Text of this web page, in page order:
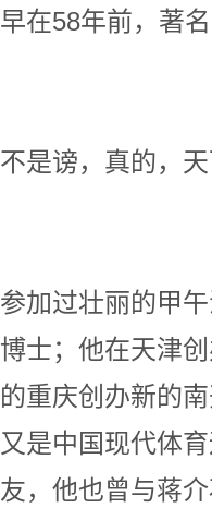
早在58年前
“知道有中
不是谤，真
张伯苓有
参加过壮丽的甲
博士；他在天津
的重庆创办新的
又是中国现代体
友，他也曾与蒋